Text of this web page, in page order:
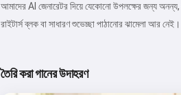
আমাদের AI জেনারেটর দিয়ে যেকোনো উপলক্ষের জন্য
রাইটার্স ব্লক বা সাধারণ শুভেচ্ছা পাঠানোর ঝামেলা আর নেই।
তৈরি করা গানের উদাহরণ